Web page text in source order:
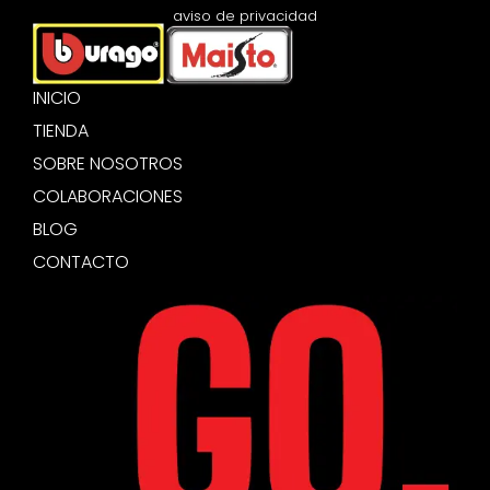
INICIO
TIENDA
SOBRE NOSOTROS
COLABORACIONES
BLOG
CONTACTO
aviso de privacidad